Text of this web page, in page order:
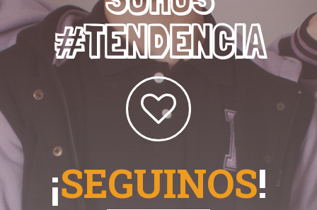
#TENDENCIA
¡SEGUINOS!